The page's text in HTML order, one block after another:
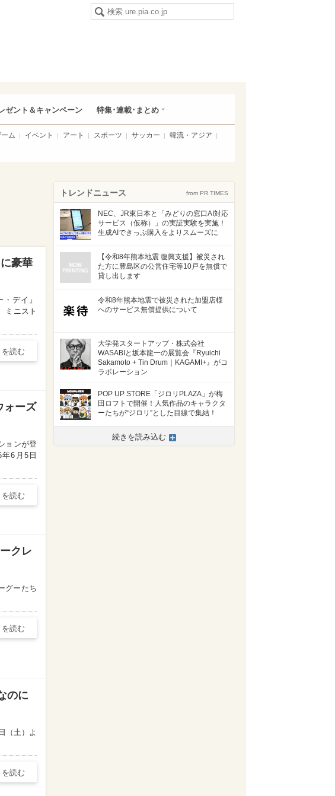
ゼント＆キャンペーン 特集･連載･まとめ
ム イベント アート スポーツ サッカー
韓流・アジア
豪華
デイ』
ミニスト
読む
ォーズ
ョンが登
6月5日
読む
クレ
グーたち
読む
のに
（土）よ
読む
トレンドニュース from PR TIMES
NEC、JR東日本と「みどりの窓口AI対応
サービス（仮称）」の実証実験を実施！
生成AIできっぷ購入をよりスムーズに
【令和8年熊本地震 復興支援】被災され
た方に豊島区の公営住宅等10戸を無償で
貸し出します
令和8年熊本地震で被災された加盟店様
へのサービス無償提供について
大学発スタートアップ・株式会社
WASABIと坂本龍一の展覧会『Ryuichi
Sakamoto + Tin Drum｜KAGAMI+』がコ
ラボレーション
POP UP STORE「ジロリPLAZA」が梅
田ロフトで開催！人気作品のキャラクタ
ーたちが“ジロリ”とした目線で集結！
続きを読み込む